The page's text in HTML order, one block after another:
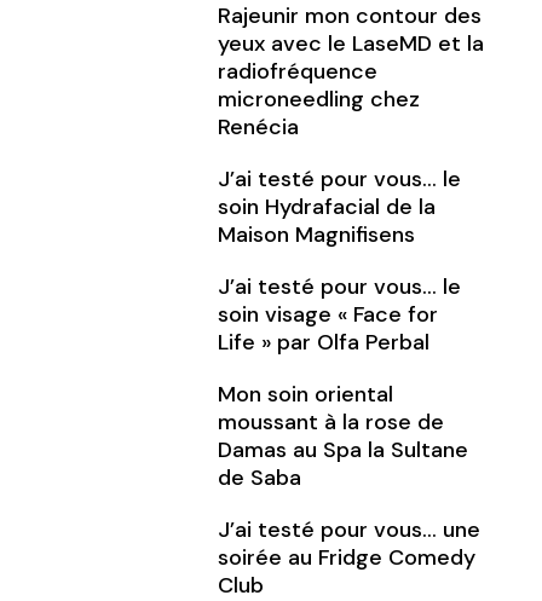
Rajeunir mon contour des
yeux avec le LaseMD et la
radiofréquence
microneedling chez
Renécia
J’ai testé pour vous… le
soin Hydrafacial de la
Maison Magnifisens
J’ai testé pour vous… le
soin visage « Face for
Life » par Olfa Perbal
Mon soin oriental
moussant à la rose de
Damas au Spa la Sultane
de Saba
J’ai testé pour vous… une
soirée au Fridge Comedy
Club